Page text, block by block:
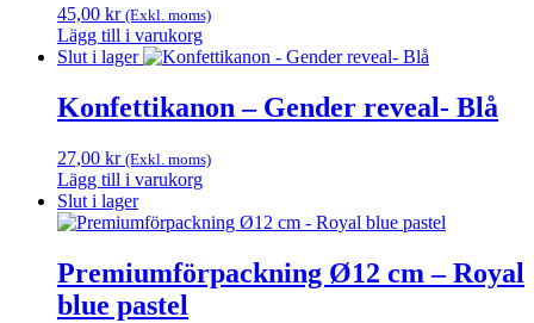
45,00 kr (Exkl. moms)
Lägg till i varukorg
Slut i lager
Konfettikanon – Gender reveal- Blå
27,00 kr (Exkl. moms)
Lägg till i varukorg
Slut i lager
Premiumförpackning Ø12 cm – Royal
blue pastel